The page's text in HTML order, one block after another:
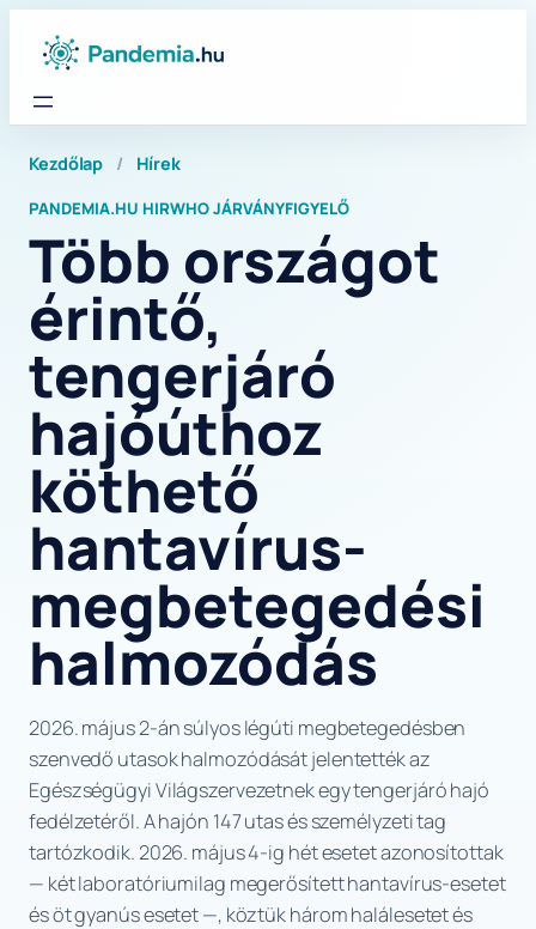
Kezdőlap / Hírek
PANDEMIA.HU HIRWHO JÁRVÁNYFIGYELŐ
Több országot
érintő,
tengerjáró
hajóúthoz
köthető
hantavírus-
megbetegedési
halmozódás
2026. május 2-án súlyos légúti megbetegedésben
szenvedő utasok halmozódását jelentették az
Egészségügyi Világszervezetnek egy tengerjáró hajó
fedélzetéről. A hajón 147 utas és személyzeti tag
tartózkodik. 2026. május 4-ig hét esetet azonosítottak
— két laboratóriumilag megerősített hantavírus-esetet
és öt gyanús esetet —, köztük három halálesetet és